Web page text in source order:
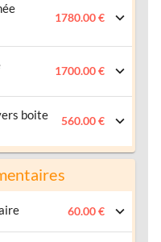
1780.00 €
1700.00 €
boite
560.00 €
60.00 €